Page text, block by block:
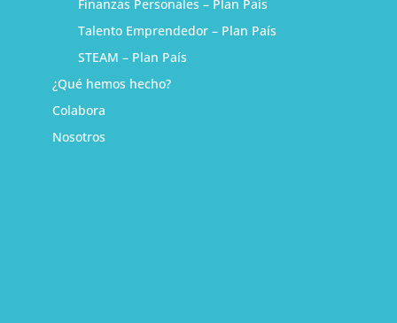
Finanzas Personales – Plan País
Talento Emprendedor – Plan País
STEAM – Plan País
¿Qué hemos hecho?
Colabora
Nosotros